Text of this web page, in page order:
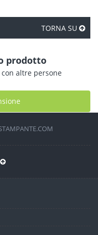
TORNA SU
prodotto
altre persone